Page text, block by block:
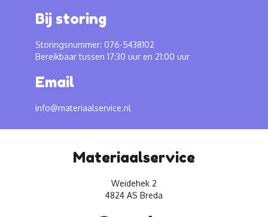
Bij storing
Storingsnummer: 076-5438102
Bereikbaar tussen 17:30 uur en 21:00 uur
Email
info@materiaalservice.nl
Materiaalservice
Weidehek 2
4824 AS Breda